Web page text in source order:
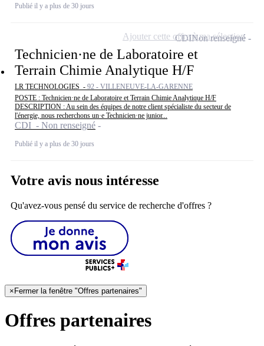
Publié il y a plus de 30 jours
Technicien·ne de Laboratoire et
Terrain Chimie Analytique H/F
LR TECHNOLOGIES - 92 - VILLENEUVE-LA-GARENNE
POSTE : Technicien·ne de Laboratoire et Terrain Chimie Analytique H/F
DESCRIPTION : Au sein des équipes de notre client spécialiste du secteur de
l'énergie, nous recherchons un·e Technicien·ne junior...
CDI - Non renseigné
Publié il y a plus de 30 jours
CDINon renseigné
Ajouter cette offre à ma sélection
Votre avis nous intéresse
Qu'avez-vous pensé du service de recherche d'offres ?
× Fermer la fenêtre "Offres partenaires"
Offres partenaires